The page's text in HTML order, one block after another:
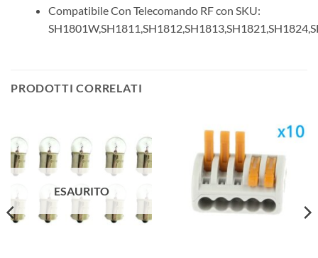
Compatibile Con Telecomando RF con SKU:
PRODOTTI CORRELATI
ESAURITO